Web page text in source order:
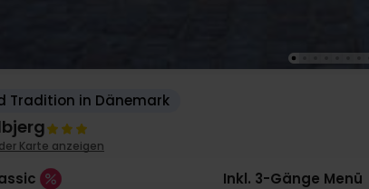
Tradition in Dänemark
Karte anzeigen
Inkl. 3-Gänge Menü